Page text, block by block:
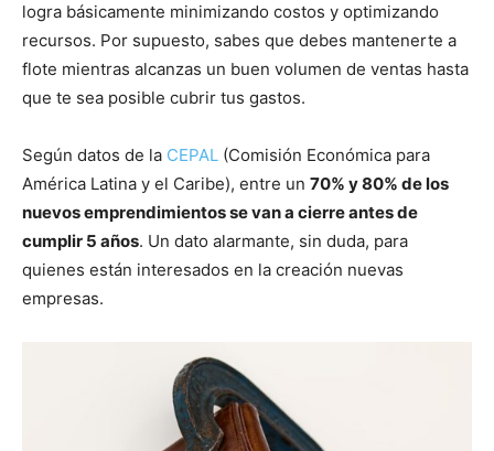
logra básicamente minimizando costos y optimizando
recursos. Por supuesto, sabes que debes mantenerte a
flote mientras alcanzas un buen volumen de ventas hasta
que te sea posible cubrir tus gastos.
Según datos de la CEPAL (Comisión Económica para
América Latina y el Caribe), entre un 70% y 80% de los
nuevos emprendimientos se van a cierre antes de
cumplir 5 años. Un dato alarmante, sin duda, para
quienes están interesados en la creación nuevas
empresas.